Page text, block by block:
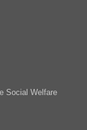
Social Welfare